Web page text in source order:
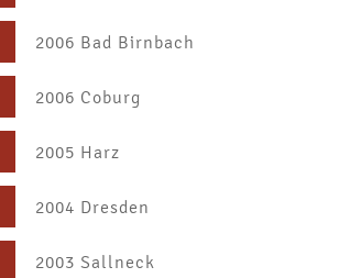
2006 Bad Birnbach
2006 Coburg
2005 Harz
2004 Dresden
2003 Sallneck